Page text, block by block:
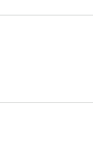
to classic
for your avatar.
the one that best
to express your
extension is
タジオでは、可能性